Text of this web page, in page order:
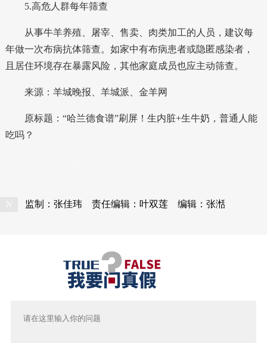
5.高危人群每年筛查
从事牛羊养殖、屠宰、售卖、肉类加工的人员，建议每
年做一次布病抗体筛查。如家中有布病患者或隐匿感染者，
且居住环境存在暴露风险，其他家庭成员也应主动筛查。
来源：羊城晚报、羊城派、金羊网
原标题： “哈兰德食谱”刷屏！生内脏+生牛奶，普通人能
吃吗？
N 监制：张佳玮 责任编辑：叶双莲 编辑：张湉